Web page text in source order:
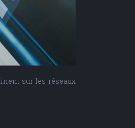
sur les réseaux